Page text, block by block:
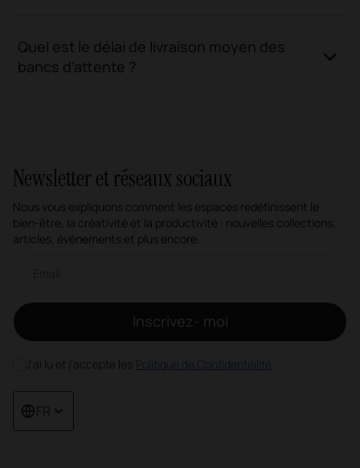
Quel est le délai de livraison moyen des
bancs d'attente ?
Newsletter et réseaux sociaux
Nous vous expliquons comment les espaces redéfinissent le
bien-être, la créativité et la productivité : nouvelles collections,
articles, événements et plus encore.
Inscrivez- moi
J'ai lu et j'accepte les Politique de Confidentialité
FR